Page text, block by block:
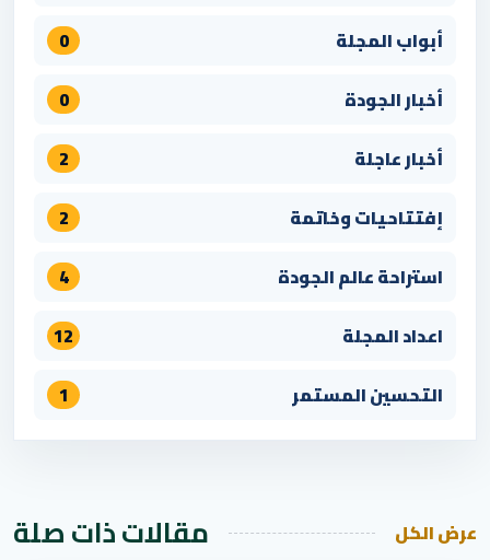
أبواب المجلة
0
أخبار الجودة
0
أخبار عاجلة
2
إفتتاحيات وخاتمة
2
استراحة عالم الجودة
4
اعداد المجلة
12
التحسين المستمر
1
عرض الكل مقالات ذات صلة